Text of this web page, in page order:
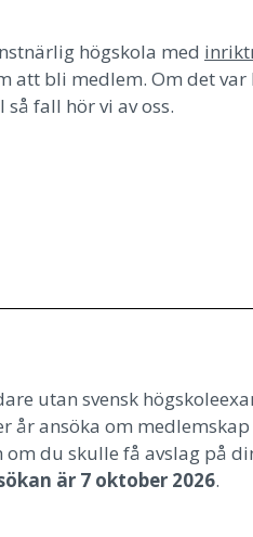
högskola med
att bli medlem. Om det var
fall hör vi av oss.
utan svensk
år ansöka om
du skulle få avslag på
är 7 oktober 2026.